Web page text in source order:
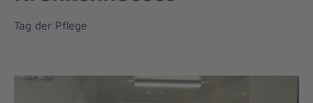
Tag der Pflege